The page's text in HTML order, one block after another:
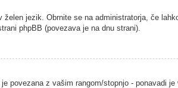
jezik. Obrnite se na administratorja, če
phpBB (povezava je na dnu strani).
povezana z vašim rangom/stopnjo - ponavadi